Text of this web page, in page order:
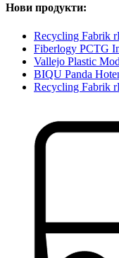
Нови продукти:
Recycling Fabrik
Fiberlogy PCTG
Vallejo Plastic
BIQU Panda
Recycling Fabrik